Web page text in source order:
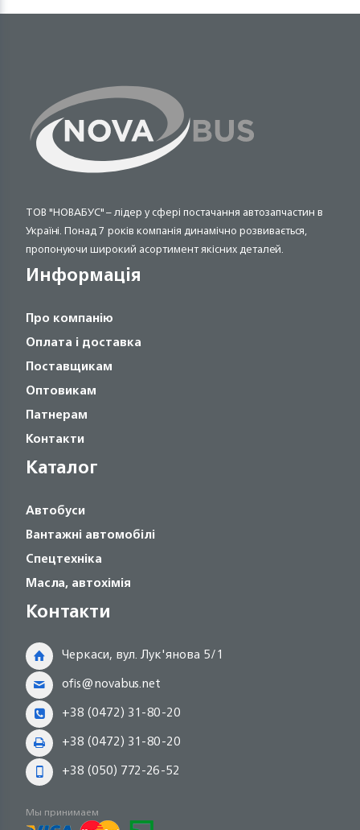
ТОВ "НОВАБУС" – лідер у сфері постачання автозапчастин в
Україні. Понад 7 років компанія динамічно розвивається,
пропонуючи широкий асортимент якісних деталей.
Информація
Про компанію
Оплата і доставка
Поставщикам
Оптовикам
Патнерам
Контакти
Каталог
Автобуси
Вантажні автомобілі
Спецтехніка
Масла, автохімія
Контакти
Черкаси, вул. Лук'янова 5/1
ofis@novabus.net
+38 (0472) 31-80-20
+38 (0472) 31-80-20
+38 (050) 772-26-52
Мы принимаем